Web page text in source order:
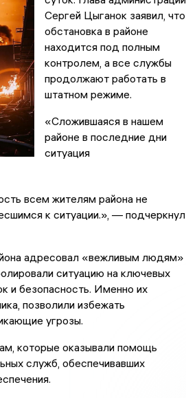
Сергей Цыганок заявил, что
обстановка в районе
находится под полным
контролем, а все службы
продолжают работать в
штатном режиме.
«Сложившаяся в нашем
районе в последние дни
ситуация
всем жителям района не
к ситуации.», — подчеркнул
адресовал «вежливым людям»
ситуацию на ключевых
и безопасность. Именно их
позволили избежать
угрозы.
которые оказывали помощь
служб, обеспечивавших